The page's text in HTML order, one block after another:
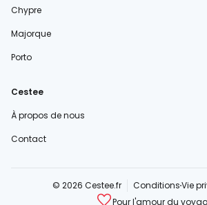
Chypre
Majorque
Porto
Cestee
À propos de nous
Contact
© 2026 Cestee.fr ConditionsVie
Pour l'amour du